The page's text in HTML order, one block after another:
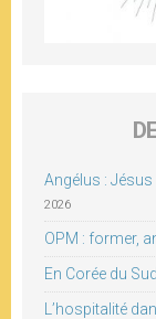
Angélus :
2026
OPM : former,
En Corée du
L’hospitalité